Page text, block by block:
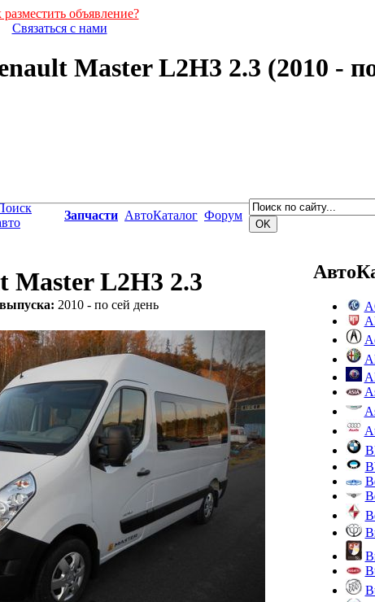
разместить объявление?
Связаться с нами
Master L2H3 2.3 (2010 -
Запчасти АвтоКаталог Форум
Master L2H3 2.3
2010 - по сей день